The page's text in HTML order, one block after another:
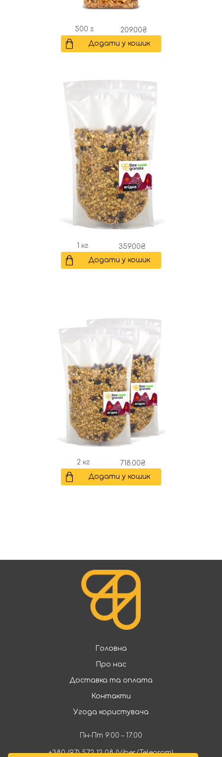
500 г 209.00₴
Додати у кошик
1 кг 359.00₴
Додати у кошик
2 кг 718.00₴
Додати у кошик
Головна
Про нас
Доставка та оплата
Контакти
Угода користувача
Пн-Пт 9:00 – 17:00
+380 (97) 572 12 08 (Viber/Telegram)